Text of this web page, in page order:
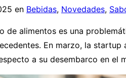
en Bebidas, Novedades,
de alimentos es una
En marzo, la
a su desembarco en el